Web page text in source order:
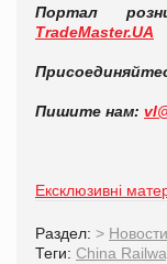
Портал
TradeMaster.UA
Пишите нам:
Ексклюзивні
Раздел: >
Теги: China